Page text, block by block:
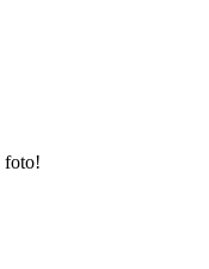
foto!